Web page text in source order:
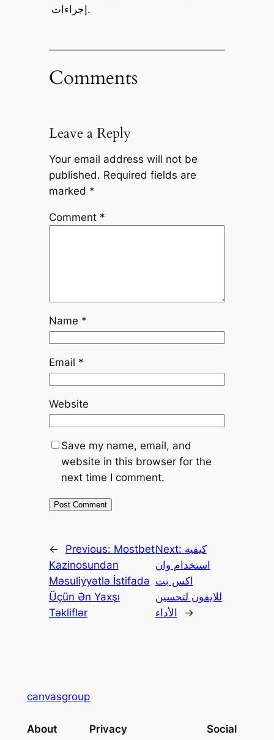
إجراءات.
Comments
Leave a Reply
Your email address will not be
published. Required fields are
marked *
Comment *
Name *
Email *
Website
Save my name, email, and
website in this browser for the
next time I comment.
← Previous: Mostbet
Kazinosundan
Məsuliyyətlə İstifadə
Üçün Ən Yaxşı
Təkliflər
Next: كيفية
استخدام وان
اكس بت
للايفون لتحسين
الأداء
→
canvasgroup
About Privacy Social